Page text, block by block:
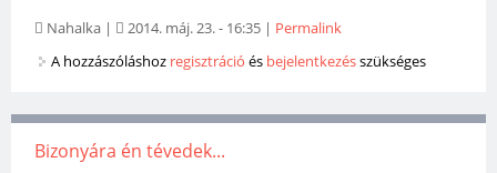
Nahalka | 2014. máj. 23. - 16:35 | Permalink
A hozzászóláshoz regisztráció és bejelentkezésszükséges
Bizonyára én tévedek...